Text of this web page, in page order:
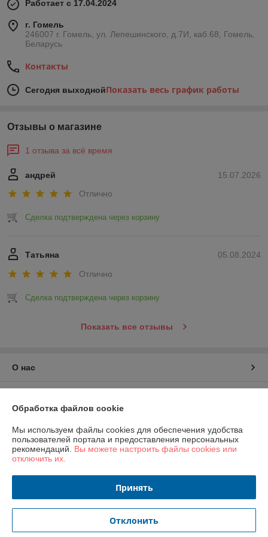
📌 Частота замены — регулярные расходники или
📌 Сертификация — соответствие нормам безопасности и
гигиены (HAACP, ГОСТ)
💬 Консультация специалиста — поможем подобрать
📦 Оперативная поставка по всей Беларуси — всегда в
работоспособности
по обслуживанию и эксплуатации
запчасти, а инвестиция в стабильность вашего производства,
где каждая деталь работает на результат, а каждая минута —
на прибыль! 🔩🚀📊
Работает с 17.04.2024
г. Гомель
246007 г. Гомель, ул. Лепешинского, д.7И, каб.68, Гомель,
Беларусь
Контакты
Сегодня выходнойПоказать весь график работы
Отзывы о магазине
1 отзыва за всё время
15.07.2026
андрей
Отлично
Сделка подтверждена через корзину
05.08.2024
Татьяна
Отлично
Сделка подтверждена через корзину
Показать все отзывы
О нас
График работы
Полная версия сайта
Политика обработки cookies
Обработка файлов cookie
Мы используем файлы cookies для обеспечения удобства
пользователей портала и предоставления персональных
рекомендаций. Вы можете настроить файлы cookies или
отключить их.
Принять
Отклонить